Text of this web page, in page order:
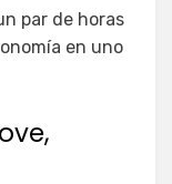
par de horas
en uno